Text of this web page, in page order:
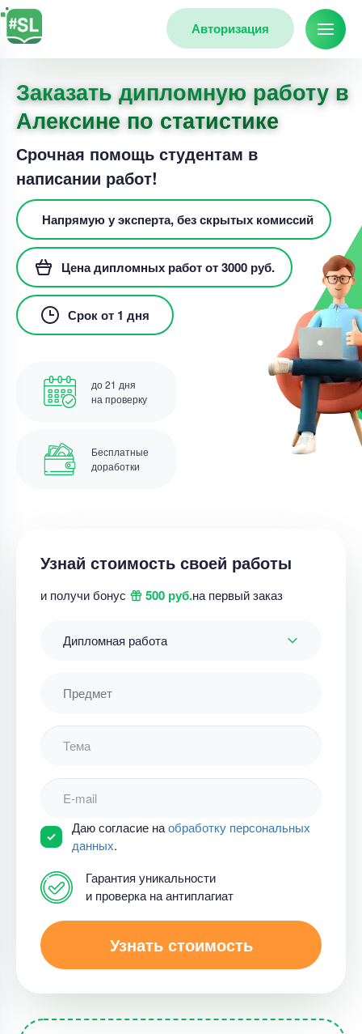
Авторизация
Заказать дипломную работу в
Алексине по статистике
Срочная помощь студентам в
написании работ!
Напрямую у эксперта, без скрытых комиссий
Цена дипломных работ от 3000 руб.
Срок от 1 дня
до 21 дня
на проверку
Бесплатные
доработки
Узнай стоимость своей работы
и получи бонус 500 руб.на первый заказ
Дипломная работа
Даю согласие наобработку персональных
данных.
Гарантия уникальности
и проверка на антиплагиат
Узнать стоимость